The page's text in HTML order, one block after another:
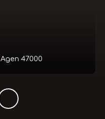
Agen 47000